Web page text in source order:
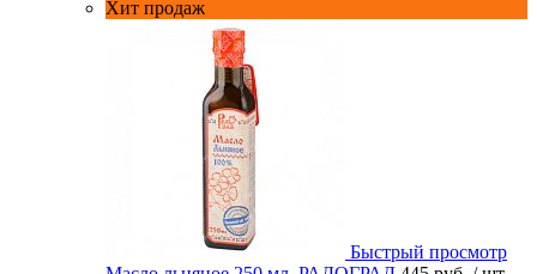
Хит продаж
Быстрый просмотр